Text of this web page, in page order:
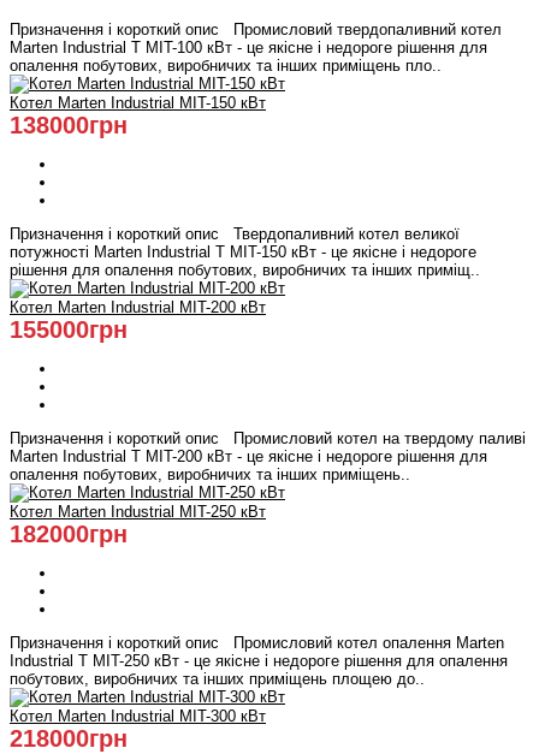
Призначення і короткий опис Промисловий твердопаливний котел
Marten Industrial Т МIT-100 кВт - це якісне і недороге рішення для
опалення побутових, виробничих та інших приміщень пло..
Котел Marten Industrial МIT-150 кВт
138000грн
Призначення і короткий опис Твердопаливний котел великої
потужності Marten Industrial Т МIT-150 кВт - це якісне і недороге
рішення для опалення побутових, виробничих та інших приміщ..
Котел Marten Industrial МIT-200 кВт
155000грн
Призначення і короткий опис Промисловий котел на твердому паливі
Marten Industrial Т МIT-200 кВт - це якісне і недороге рішення для
опалення побутових, виробничих та інших приміщень..
Котел Marten Industrial МIT-250 кВт
182000грн
Призначення і короткий опис Промисловий котел опалення Marten
Industrial Т МIT-250 кВт - це якісне і недороге рішення для опалення
побутових, виробничих та інших приміщень площею до..
Котел Marten Industrial МIT-300 кВт
218000грн